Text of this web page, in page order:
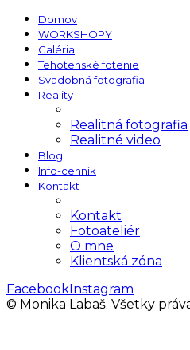
Domov
WORKSHOPY
Galéria
Tehotenské fotenie
Svadobná fotografia
Reality
Realitná fotografia
Realitné video
Blog
Info-cenník
Kontakt
Kontakt
Fotoateliér
O mne
Klientská zóna
FacebookInstagram
© Monika Labaš. Všetky